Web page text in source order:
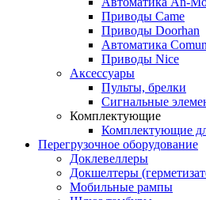
Приводы Came
Приводы Doorhan
Автоматика
Приводы Nice
Аксессуары
Пульты, брелки
Сигнальные
Комплектующие
Комплектующие
Перегрузочное оборудование
Доклевеллеры
Докшелтеры
Мобильные рампы